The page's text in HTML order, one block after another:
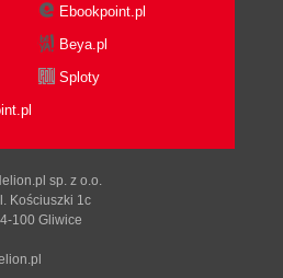
chromosomowych
genu
procesów
na skalę przemysłową
genetyki w medycynie i
Ebookpoint.pl
Beya.pl
Sploty
sp. z o.o.
Kościuszki 1c
100 Gliwice